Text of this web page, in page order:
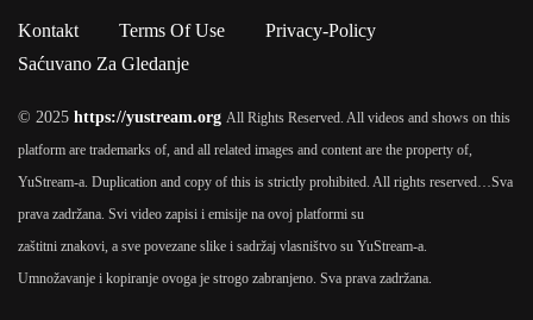
Kontakt Terms Of Use
Privacy-Policy
Saćuvano Za Gledanje
© 2025 https://yustream.org All Rights Reserved. All videos and shows on this
platform are trademarks of, and all related images and content are the property of,
YuStream-a. Duplication and copy of this is strictly prohibited. All rights reserved… Sva
prava zadržana. Svi video zapisi i emisije na ovoj platformi su
zaštitni znakovi, a sve povezane slike i sadržaj vlasništvo su YuStream-a.
Umnožavanje i kopiranje ovoga je strogo zabranjeno. Sva prava zadržana.